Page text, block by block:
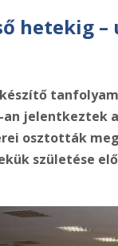
hetekig
jelentkeztek
osztották
születése